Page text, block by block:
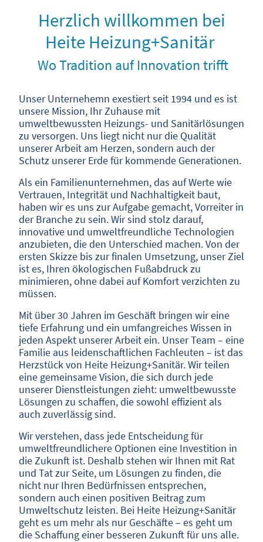
Herzlich willkommen bei
Heite Heizung+Sanitär
Wo Tradition auf Innovation trifft
Unser Unternehemn exestiert seit 1994 und es ist
unsere Mission, Ihr Zuhause mit
umweltbewussten Heizungs- und Sanitärlösungen
zu versorgen. Uns liegt nicht nur die Qualität
unserer Arbeit am Herzen, sondern auch der
Schutz unserer Erde für kommende Generationen.
Als ein Familienunternehmen, das auf Werte wie
Vertrauen, Integrität und Nachhaltigkeit baut,
haben wir es uns zur Aufgabe gemacht, Vorreiter in
der Branche zu sein. Wir sind stolz darauf,
innovative und umweltfreundliche Technologien
anzubieten, die den Unterschied machen. Von der
ersten Skizze bis zur finalen Umsetzung, unser Ziel
ist es, Ihren ökologischen Fußabdruck zu
minimieren, ohne dabei auf Komfort verzichten zu
müssen.
Mit über 30 Jahren im Geschäft bringen wir eine
tiefe Erfahrung und ein umfangreiches Wissen in
jeden Aspekt unserer Arbeit ein. Unser Team – eine
Familie aus leidenschaftlichen Fachleuten – ist das
Herzstück von Heite Heizung+Sanitär. Wir teilen
eine gemeinsame Vision, die sich durch jede
unserer Dienstleistungen zieht: umweltbewusste
Lösungen zu schaffen, die sowohl effizient als
auch zuverlässig sind.
Wir verstehen, dass jede Entscheidung für
umweltfreundlichere Optionen eine Investition in
die Zukunft ist. Deshalb stehen wir Ihnen mit Rat
und Tat zur Seite, um Lösungen zu finden, die
nicht nur Ihren Bedürfnissen entsprechen,
sondern auch einen positiven Beitrag zum
Umweltschutz leisten. Bei Heite Heizung+Sanitär
geht es um mehr als nur Geschäfte – es geht um
die Schaffung einer besseren Zukunft für uns alle.